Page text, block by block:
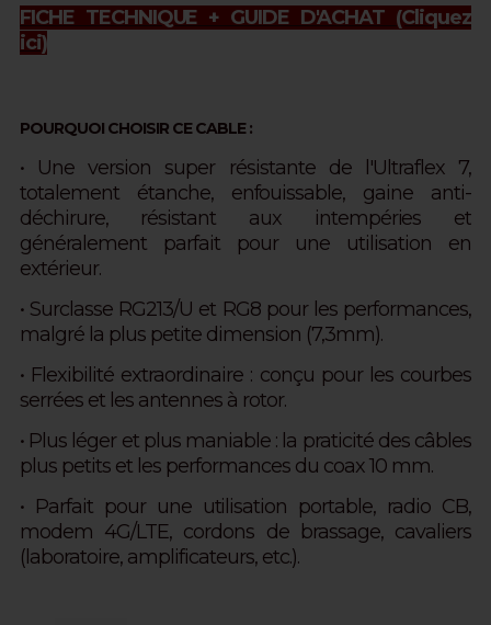
FICHE TECHNIQUE + GUIDE D'ACHAT (Cliquez
ici)
POURQUOI CHOISIR CE CABLE :
• Une version super résistante de l'Ultraflex 7,
totalement étanche, enfouissable, gaine anti-
déchirure, résistant aux intempéries et
généralement parfait pour une utilisation en
extérieur.
• Surclasse RG213/U et RG8 pour les performances,
malgré la plus petite dimension (7,3mm).
• Flexibilité extraordinaire : conçu pour les courbes
serrées et les antennes à rotor.
• Plus léger et plus maniable : la praticité des câbles
plus petits et les performances du coax 10 mm.
• Parfait pour une utilisation portable, radio CB,
modem 4G/LTE, cordons de brassage, cavaliers
(laboratoire, amplificateurs, etc.).